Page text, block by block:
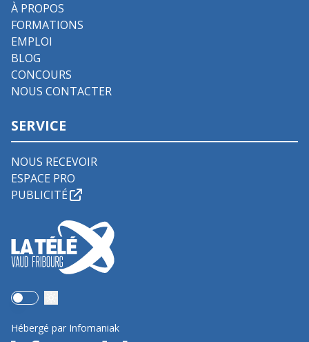
À PROPOS
FORMATIONS
EMPLOI
BLOG
CONCOURS
NOUS CONTACTER
SERVICE
NOUS RECEVOIR
ESPACE PRO
PUBLICITÉ
Use setting
Hébergé par Infomaniak